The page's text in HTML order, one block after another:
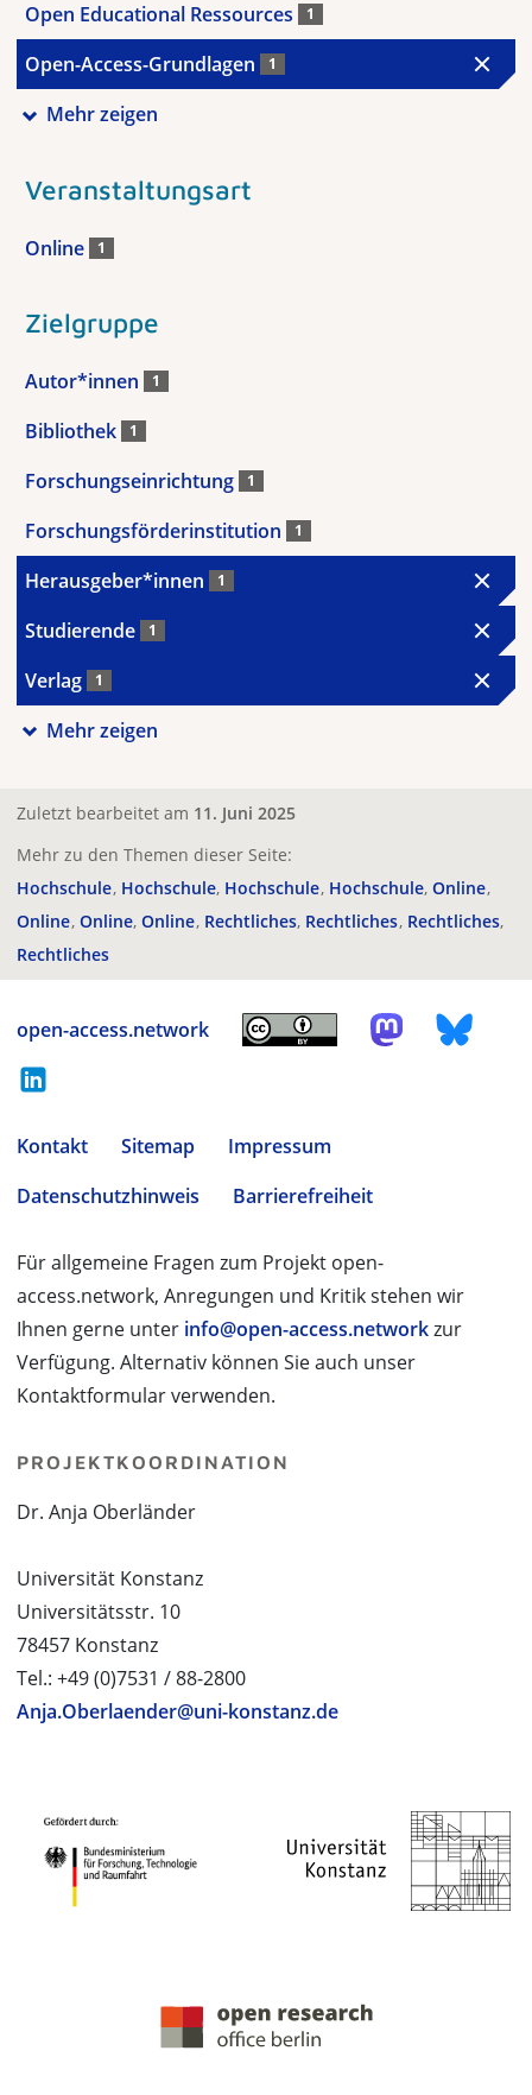
Open Educational Ressources 1
Open-Access-Grundlagen 1
Mehr zeigen
Veranstaltungsart
Online 1
Zielgruppe
Autor*innen 1
Bibliothek 1
Forschungseinrichtung 1
Forschungsförderinstitution 1
Herausgeber*innen 1
Studierende 1
Verlag 1
Mehr zeigen
Zuletzt bearbeitet am 11. Juni 2025
Mehr zu den Themen dieser Seite:
Hochschule Hochschule Hochschule Hochschule Online
Online Online Online Rechtliches Rechtliches Rechtliches
Rechtliches
open-access.network
Kontakt Sitemap
Impressum
Datenschutzhinweis
Barrierefreiheit
Für allgemeine Fragen zum Projekt open-
access.network, Anregungen und Kritik stehen wir
Ihnen gerne unter info@open-access.networkzur
Verfügung. Alternativ können Sie auch unser
Kontaktformular verwenden.
PROJEKTKOORDINATION
Dr. Anja Oberländer
Universität Konstanz
Universitätsstr. 10
78457 Konstanz
Tel.: +49 (0)7531 / 88-2800
Anja.Oberlaender@uni-konstanz.de